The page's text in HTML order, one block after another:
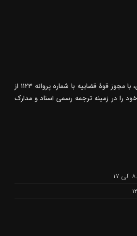
دارالترجمه رسمی شاهان، با مجوز قوۀ قضاییه با شماره پروانه ۱۱۲۳ از
خود را در زمینه ترجمه رسمی اسناد و مدارک
۱۷